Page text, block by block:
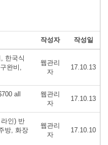
작성자 작성일
한국식
완비,
웹관리
자
17.10.13
all
웹관리
자
17.10.13
인) 반
방, 화장
웹관리
자
17.10.10